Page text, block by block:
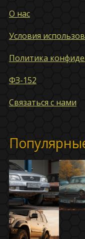
О нас
Условия
Политика
ФЗ-152
Связаться с нами